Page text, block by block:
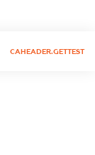
CAHEADER.GETTEST